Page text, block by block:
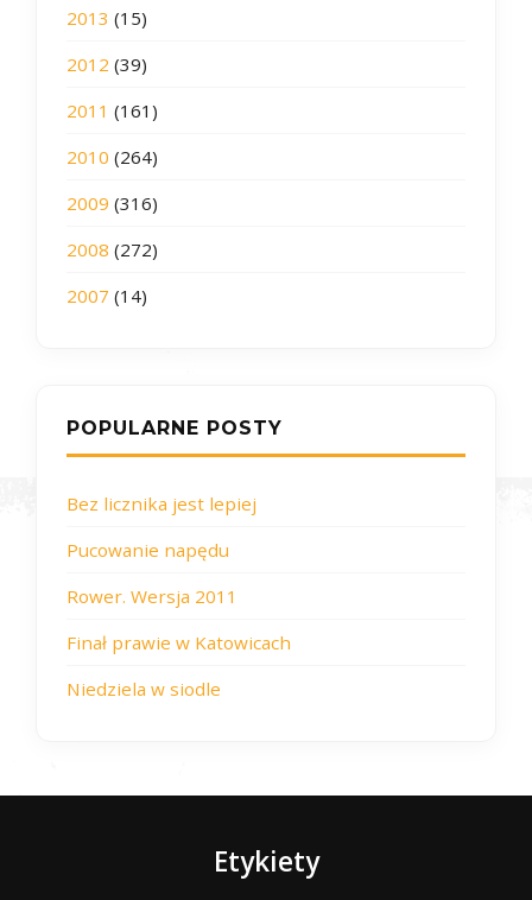
2013 (15)
2012 (39)
2011 (161)
2010 (264)
2009 (316)
2008 (272)
2007 (14)
POPULARNE POSTY
Bez licznika jest lepiej
Pucowanie napędu
Rower. Wersja 2011
Finał prawie w Katowicach
Niedziela w siodle
Etykiety